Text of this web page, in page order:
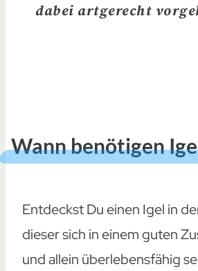
dabei artgerecht
Wann benötigen
Entdeckst Du einen Igel in
dieser sich in einem guten
und allein überlebensfähig